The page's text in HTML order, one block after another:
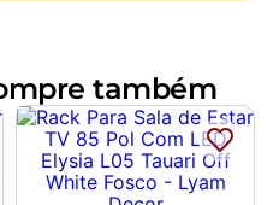
Rack, Kit Acessórios e
recomendamos que a
um profissional
também